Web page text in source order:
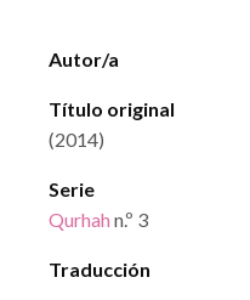
Autor/a
Título original
(2014)
Serie
Qurhah n.º 3
Traducción